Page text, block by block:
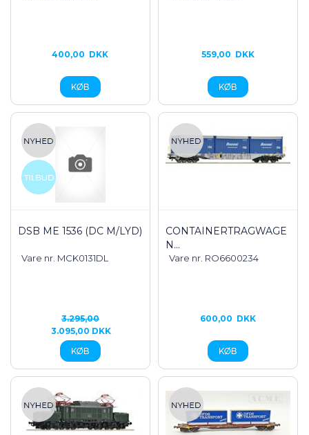
400,00 DKK 559,00 DKK
DSB ME 1536 (DC M/LYD)
Vare nr. MCK0131DL
3.295,00
3.095,00 DKK
CONTAINERTRAGWAGE
N...
Vare nr. RO6600234
600,00 DKK